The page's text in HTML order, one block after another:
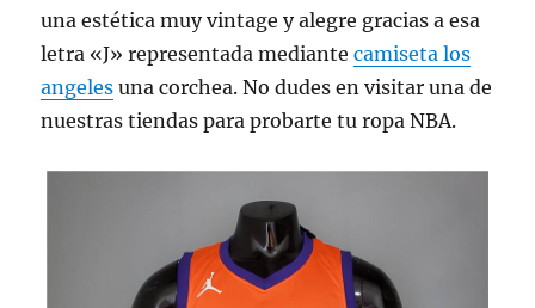
una estética muy vintage y alegre gracias a esa
letra «J» representada mediantecamiseta los
angeles una corchea. No dudes en visitar una de
nuestras tiendas para probarte tu ropa NBA.